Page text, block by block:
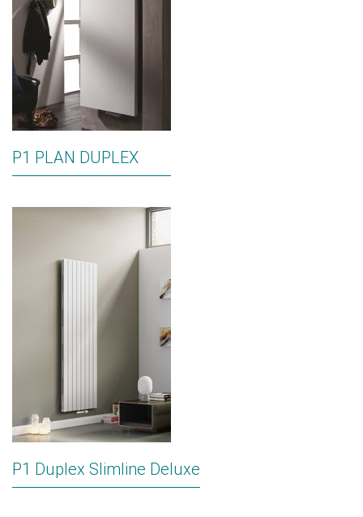
P1 PLAN DUPLEX
P1 Duplex Slimline Deluxe